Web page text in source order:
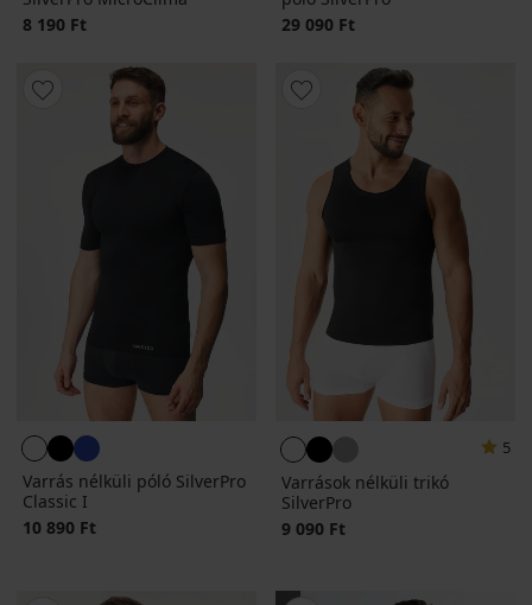
8 190 Ft
29 090 Ft
Varrás nélküli póló SilverPro
Classic I
10 890 Ft
5
Varrások nélküli trikó
SilverPro
9 090 Ft